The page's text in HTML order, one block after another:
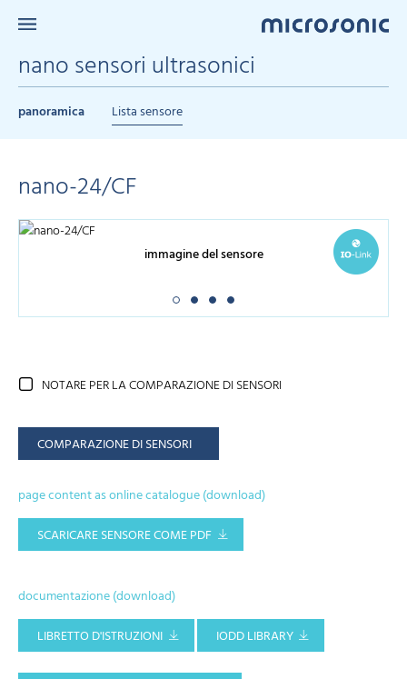
nano sensori ultrasonici
panoramica Lista sensore
nano-24/CF
immagine del sensore
NOTARE PER LA COMPARAZIONE DI SENSORI
COMPARAZIONE DI SENSORI
page content as online catalogue (download)
SCARICARE SENSORE COME PDF
documentazione (download)
LIBRETTO D'ISTRUZIONI
IODD LIBRARY